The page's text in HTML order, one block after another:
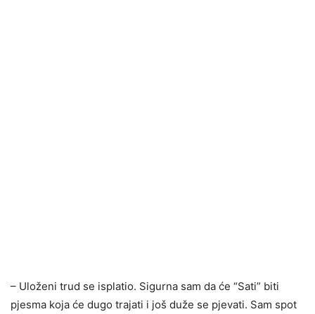
– Uloženi trud se isplatio. Sigurna sam da će “Sati” biti
pjesma koja će dugo trajati i još duže se pjevati. Sam spot